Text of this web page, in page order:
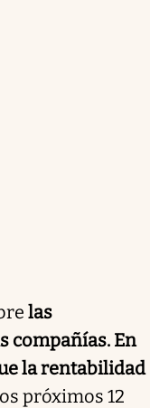
las
compañías. En
la rentabilidad
próximos 12